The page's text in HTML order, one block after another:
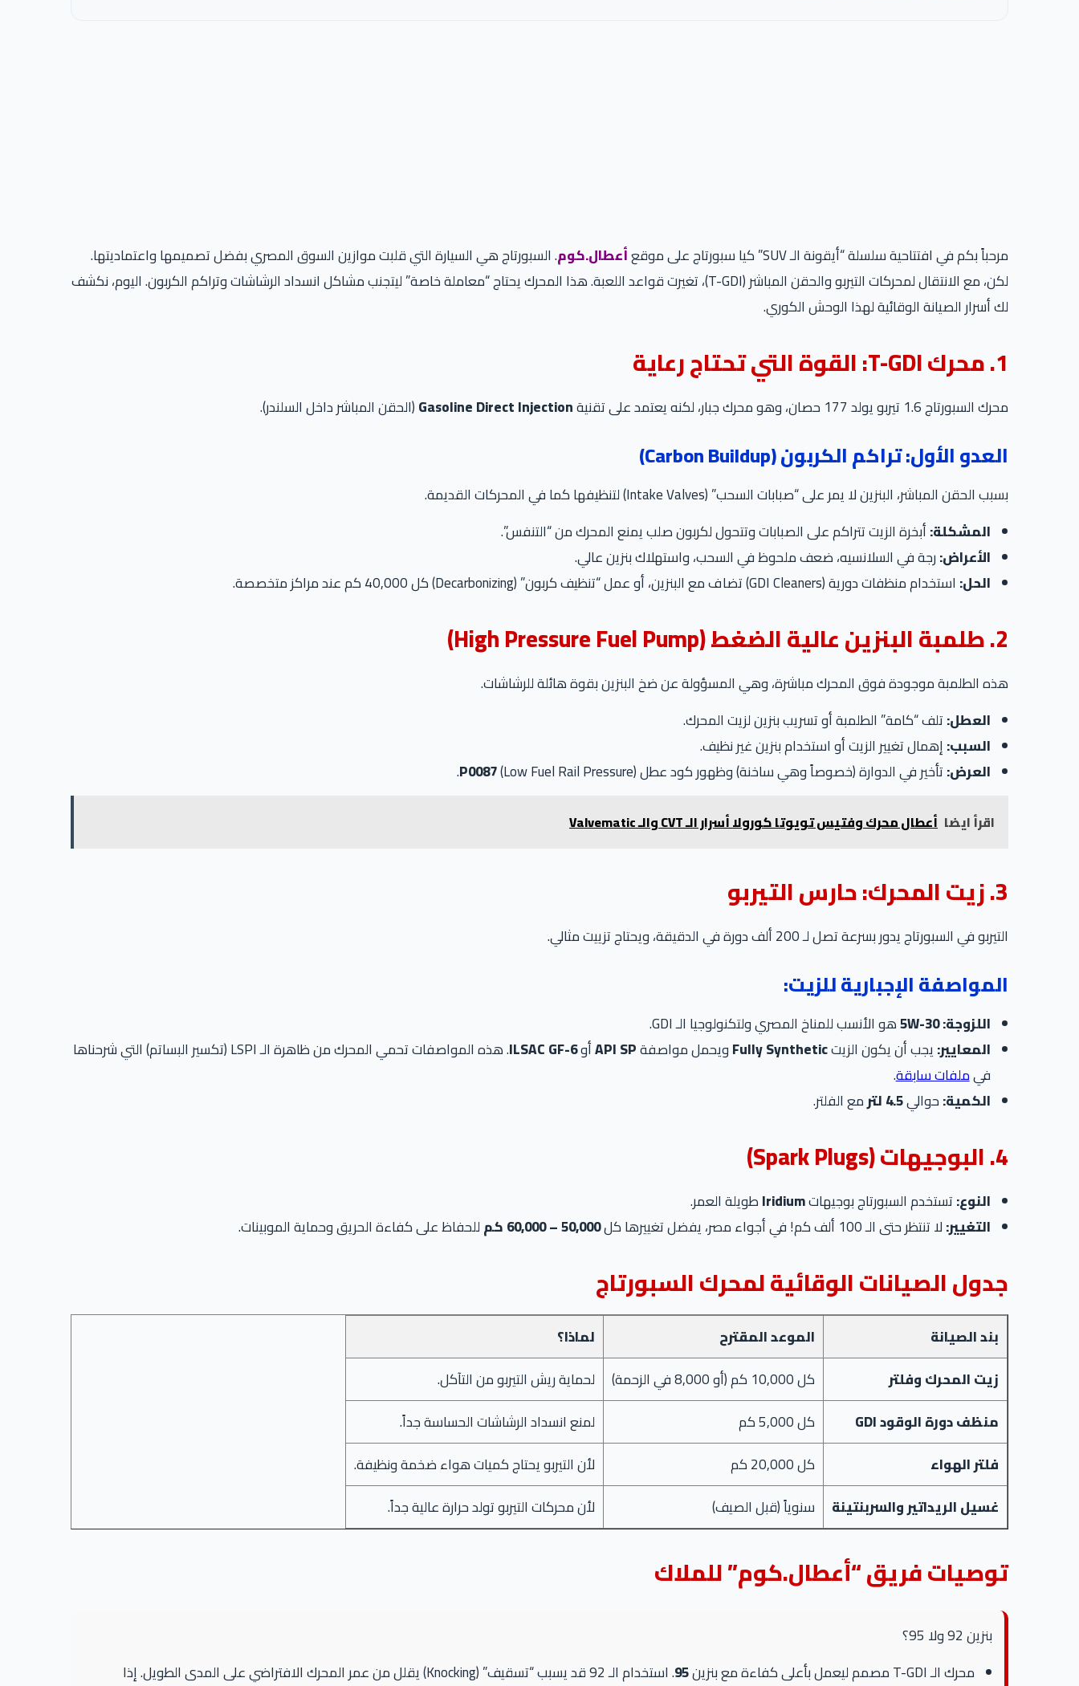
مرحباً بكم في افتتاحية سلسلة “أيقونة الـ SUV” كيا سبورتاج على موقع أعطال.كوم. السبورتاج هي السيارة التي قلبت موازين السوق المصري بفضل تصميمها واعتماديتها.
لكن، مع الانتقال لمحركات التيربو والحقن المباشر (T-GDI)، تغيرت قواعد اللعبة. هذا المحرك يحتاج “معاملة خاصة” ليتجنب مشاكل انسداد الرشاشات وتراكم الكربون. اليوم، نكشف
لك أسرار الصيانة الوقائية لهذا الوحش الكوري.
1. محرك T-GDI: القوة التي تحتاج رعاية
محرك السبورتاج 1.6 تيربو يولد 177 حصان، وهو محرك جبار، لكنه يعتمد على تقنية Gasoline Direct Injection(الحقن المباشر داخل السلندر).
العدو الأول: تراكم الكربون (Carbon Buildup)
بسبب الحقن المباشر، البنزين لا يمر على “صبابات السحب” (Intake Valves) لتنظيفها كما في المحركات القديمة.
المشكلة:أبخرة الزيت تتراكم على الصبابات وتتحول لكربون صلب يمنع المحرك من “التنفس”.
الأعراض:رجة في السلانسيه، ضعف ملحوظ في السحب، واستهلاك بنزين عالي.
الحل: استخدام منظفات دورية (GDI Cleaners) تضاف مع البنزين، أو عمل “تنظيف كربون” (Decarbonizing) كل 40,000 كم عند مراكز متخصصة.
2. طلمبة البنزين عالية الضغط (High Pressure Fuel Pump)
هذه الطلمبة موجودة فوق المحرك مباشرة، وهي المسؤولة عن ضخ البنزين بقوة هائلة للرشاشات.
العطل:تلف “كامة” الطلمبة أو تسريب بنزين لزيت المحرك.
السبب:إهمال تغيير الزيت أو استخدام بنزين غير نظيف.
العرض:تأخير في الدوارة (خصوصاً وهي ساخنة) وظهور كود عطل P0087(Low Fuel Rail Pressure).
اقرأ ايضا أعطال محرك وفتيس تويوتا كورولا أسرار الـ CVT والـ Valvematic
3. زيت المحرك: حارس التيربو
التيربو في السبورتاج يدور بسرعة تصل لـ 200 ألف دورة في الدقيقة، ويحتاج تزييت مثالي.
المواصفة الإجبارية للزيت:
اللزوجة:5W-30هو الأنسب للمناخ المصري ولتكنولوجيا الـ GDI.
المعايير:يجب أن يكون الزيتFully Syntheticويحمل مواصفةAPI SPأوILSAC GF-6
. هذه المواصفات تحمي المحرك من ظاهرة الـ LSPI (تكسير البساتم) التي شرحناها
فيملفات سابقة.
الكمية:حوالي4.5 لتر مع الفلتر.
4. البوجيهات (Spark Plugs)
النوع:تستخدم السبورتاج بوجيهاتIridiumطويلة العمر.
التغيير:لا تنتظر حتى الـ 100 ألف كم! في أجواء مصر، يفضل تغييرها كل 50,000 – 60,000 كم للحفاظ على كفاءة الحريق وحماية الموبينات.
جدول الصيانات الوقائية لمحرك السبورتاج
بند الصيانة الموعد المقترح
لماذا؟
زيت المحرك وفلتر
كل 10,000 كم (أو 8,000 في الزحمة)
لحماية ريش التيربو من التآكل.
منظف دورة الوقود GDI
كل 5,000 كم
لمنع انسداد الرشاشات الحساسة جداً.
فلتر الهواء
كل 20,000 كم
لأن التيربو يحتاج كميات هواء ضخمة ونظيفة.
غسيل الريداتير والسربنتينة
سنوياً (قبل الصيف) لأن محركات التيربو تولد حرارة عالية جداً.
توصيات فريق “أعطال.كوم” للملاك
بنزين 92 ولا 95؟
محرك الـ T-GDI مصمم ليعمل بأعلى كفاءة مع بنزين
95
. استخدام الـ 92 قد يسبب “تسقيف” (Knocking) يقلل من عمر المحرك الافتراضي على المدى الطويل. إذا